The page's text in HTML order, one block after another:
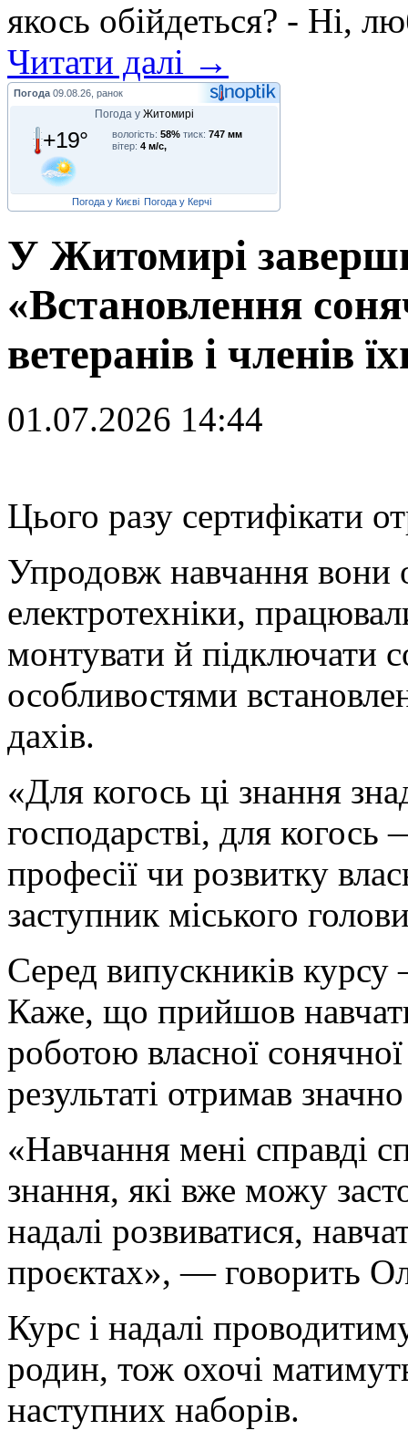
якось обійдеться? - Ні,
Читати далі →
Погода 09.08.26, ранок
Погода у Житомирі
+19° вологість: 58% тиск: 747 мм
вітер: 4 м/с,
Погода у Києві Погода у Керчі
У Житомирі
«Встановлення
ветеранів і членів
01.07.2026 14:44
Цього разу сертифікати
Упродовж навчання вони
електротехніки,
монтувати й підключати
особливостями
дахів.
«Для когось ці знання
господарстві, для
професії чи розвитку
заступник міського
Серед випускників
Каже, що прийшов
роботою власної сонячної
результаті отримав
«Навчання мені справді
знання, які вже можу
надалі розвиватися,
проєктах», — говорить
Курс і надалі
родин, тож охочі
наступних наборів.